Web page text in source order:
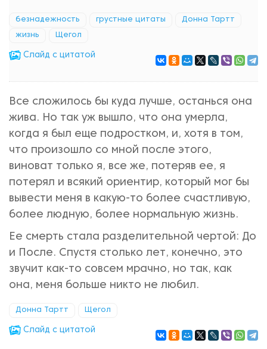
безнадежность грустные цитаты Донна Тартт
жизнь Щегол
Cлайд с цитатой
Все сложилось бы куда лучше, останься она
жива. Но так уж вышло, что она умерла,
когда я был еще подростком, и, хотя в том,
что произошло со мной после этого,
виноват только я, все же, потеряв ее, я
потерял и всякий ориентир, который мог бы
вывести меня в какую-то более счастливую,
более людную, более нормальную жизнь.
Ее смерть стала разделительной чертой: До
и После. Спустя столько лет, конечно, это
звучит как-то совсем мрачно, но так, как
она, меня больше никто не любил.
Донна Тартт Щегол
Cлайд с цитатой